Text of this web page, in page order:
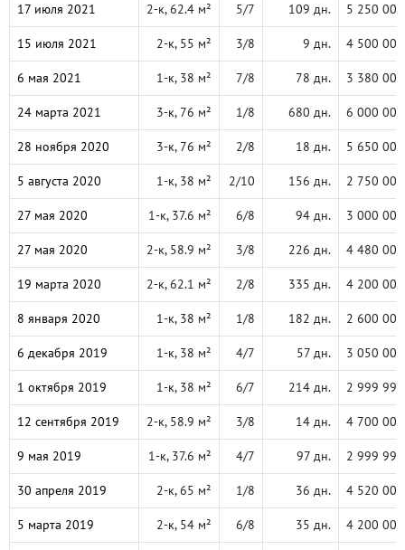
17 июля 2021 2-к, 62.4 м² 5/7 109 дн. 5 250 000
15 июля 2021 2-к, 55 м² 3/8 9 дн. 4 500 000
6 мая 2021 1-к, 38 м² 7/8 78 дн. 3 380 000
24 марта 2021 3-к, 76 м² 1/8 680 дн. 6 000 000
28 ноября 2020 3-к, 76 м² 2/8 18 дн. 5 650 000
5 августа 2020 1-к, 38 м² 2/10 156 дн. 2 750 000
27 мая 2020 1-к, 37.6 м² 6/8 94 дн. 3 000 000
27 мая 2020 2-к, 58.9 м² 3/8 226 дн. 4 480 000
19 марта 2020 2-к, 62.1 м² 2/8 335 дн. 4 200 000
8 января 2020 1-к, 38 м² 1/8 182 дн. 2 600 000
6 декабря 2019 1-к, 38 м² 4/7 57 дн. 3 050 000
1 октября 2019 1-к, 38 м² 6/7 214 дн. 2 999 999
12 сентября 2019 2-к, 58.9 м² 3/8 14 дн. 4 700 000
9 мая 2019 1-к, 37.6 м² 4/7 97 дн. 2 999 999
30 апреля 2019 2-к, 65 м² 1/8 36 дн. 4 520 000
5 марта 2019 2-к, 54 м² 6/8 35 дн. 4 200 000